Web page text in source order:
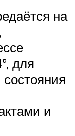
на
для
и